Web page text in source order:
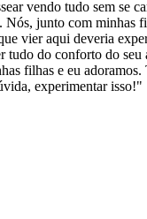
vendo tudo sem se
Nós, junto com minhas
vier aqui deveria
tudo do conforto do seu
filhas e eu
experimentar isso!"